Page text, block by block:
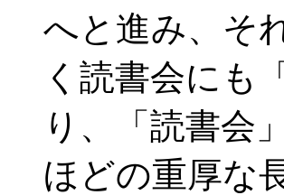
へと進み、そ
く読書会にも
り、「読書会
ほどの重厚な